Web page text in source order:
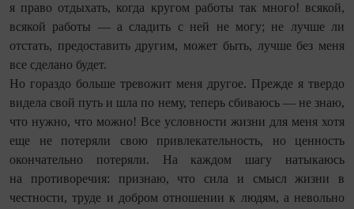
я право отдыхать, когда кругом работы так много! всякой,
всякой работы — а сладить с ней не могу; не лучше ли
отстать, предоставить другим, может быть, лучше без меня
все сделано будет.
Но гораздо больше тревожит меня другое. Прежде я твердо
видела свой путь и шла по нему, теперь сбиваюсь — не знаю,
что нужно, что можно! Все условности жизни для меня хотя
еще не потеряли свою привлекательность, но ценность
окончательно потеряли. На каждом шагу натыкаюсь
на противоречия: признаю, что сила и смысл жизни в
честности, труде и добром отношении к людям, а невольно